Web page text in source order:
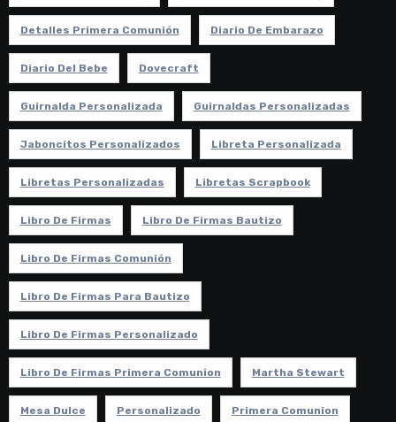
Detalles Primera Comunión Diario De Embarazo
Diario Del Bebe Dovecraft
Guirnalda Personalizada Guirnaldas Personalizadas
Jaboncitos Personalizados Libreta Personalizada
Libretas Personalizadas Libretas Scrapbook
Libro De Firmas Libro De Firmas Bautizo
Libro De Firmas Comunión
Libro De Firmas Para Bautizo
Libro De Firmas Personalizado
Libro De Firmas Primera Comunion Martha Stewart
Mesa Dulce Personalizado Primera Comunion